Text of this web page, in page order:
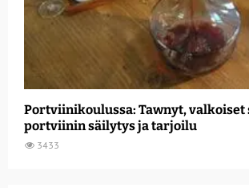
Portviinikoulussa: Tawnyt, valkoiset
portviinin säilytys ja tarjoilu
3433